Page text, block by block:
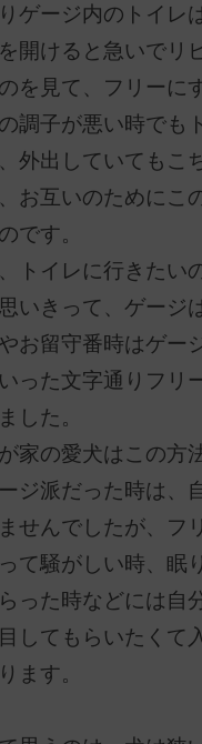
ゲージ内のトイレ
開けると急いでリ
を見て、フリーに
調子が悪い時でも
外出していてもこ
お互いのためにこ
です。
トイレに行きたい
いきって、ゲージ
お留守番時はゲー
った文字通りフリ
した。
家の愛犬はこの方
ジ派だった時は、
せんでしたが、フ
て騒がしい時、眠
った時などには自
してもらいたくて
ます。